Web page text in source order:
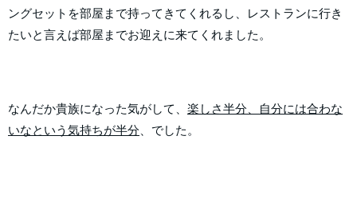
ングセットを部屋まで持ってきてくれるし、レストランに行き
たいと言えば部屋までお迎えに来てくれました。
なんだか貴族になった気がして、 楽しさ半分、自分には合わな
いなという気持ちが半分 、でした。